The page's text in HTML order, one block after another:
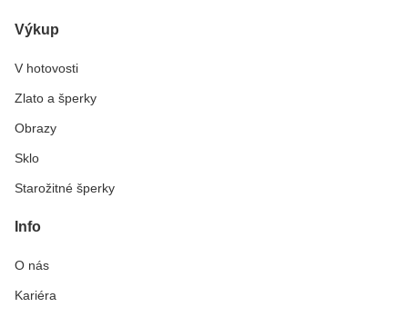
Výkup
V hotovosti
Zlato a šperky
Obrazy
Sklo
Starožitné šperky
Info
O nás
Kariéra